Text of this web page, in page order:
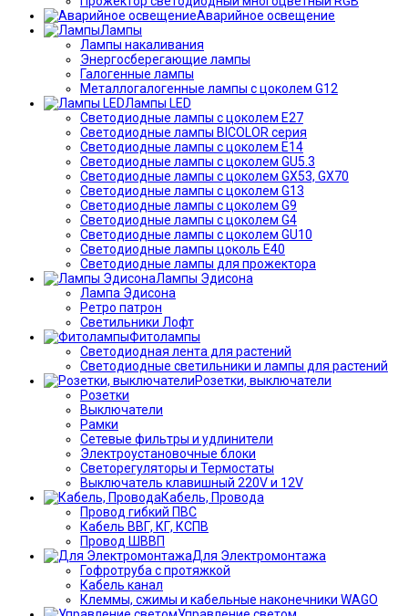
Аварийное освещение
Лампы
Лампы накаливания
Энергосберегающие лампы
Галогенные лампы
Металлогалогенные лампы с цоколем G12
Лампы LED
Светодиодные лампы с цоколем E27
Светодиодные лампы BICOLOR серия
Светодиодные лампы с цоколем E14
Светодиодные лампы с цоколем GU5.3
Светодиодные лампы с цоколем GX53, GX70
Светодиодные лампы с цоколем G13
Светодиодные лампы с цоколем G9
Светодиодные лампы с цоколем G4
Светодиодные лампы с цоколем GU10
Светодиодные лампы цоколь Е40
Светодиодные лампы для прожектора
Лампы Эдисона
Лампа Эдисона
Ретро патрон
Светильники Лофт
Фитолампы
Светодиодная лента для растений
Светодиодные светильники и лампы для растений
Розетки, выключатели
Розетки
Выключатели
Рамки
Сетевые фильтры и удлинители
Электроустановочные блоки
Светорегуляторы и Термостаты
Выключатель клавишный 220V и 12V
Кабель, Провода
Провод гибкий ПВС
Кабель ВВГ, КГ, КСПВ
Провод ШВВП
Для Электромонтажа
Гофротруба с протяжкой
Кабель канал
Клеммы, сжимы и кабельные наконечники WAGO